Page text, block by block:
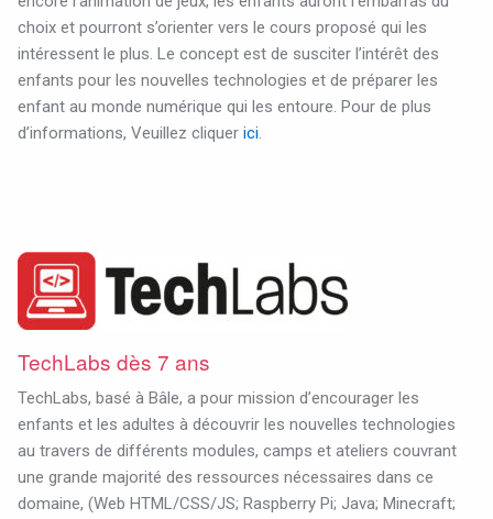
choix et pourront s’orienter vers le cours proposé qui les
intéressent le plus. Le concept est de susciter l’intérêt des
enfants pour les nouvelles technologies et de préparer les
enfant au monde numérique qui les entoure. Pour de plus
d’informations, Veuillez cliquer ici.
TechLabs dès 7 ans
TechLabs, basé à Bâle, a pour mission d’encourager les
enfants et les adultes à découvrir les nouvelles technologies
au travers de différents modules, camps et ateliers couvrant
une grande majorité des ressources nécessaires dans ce
domaine, (Web HTML/CSS/JS; Raspberry Pi; Java; Minecraft;